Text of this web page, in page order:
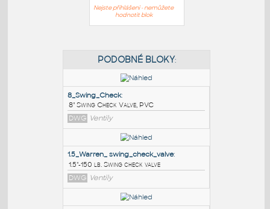
Nejste přihlášeni - nemůžete
hodnotit blok
PODOBNÉ BLOKY:
8_Swing_Check:
8" Swing Check Valve, PVC